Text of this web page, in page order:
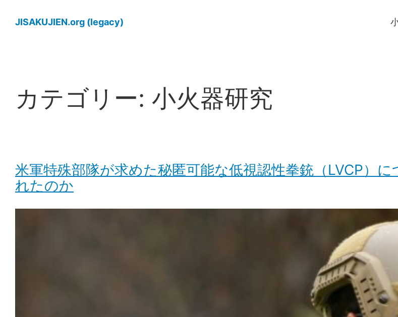
JISAKUJIEN.org (legacy)
カテゴリー: 小火器研究
米軍特殊部隊が求めた秘匿可能な低視認性拳銃（LVCP）
れたのか